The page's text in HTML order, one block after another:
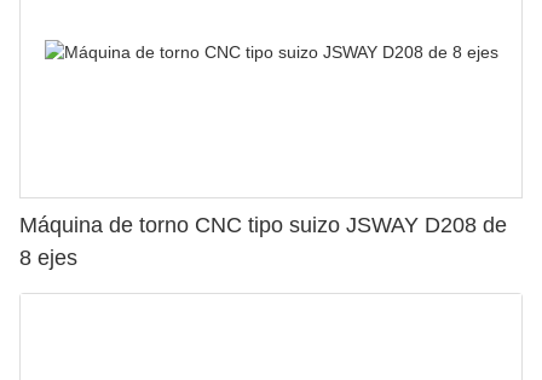
Máquina de torno CNC tipo suizo JSWAY D208 de
8 ejes